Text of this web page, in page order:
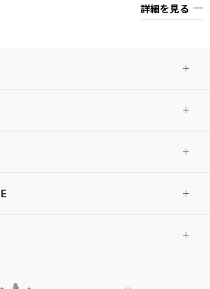
詳細を見る